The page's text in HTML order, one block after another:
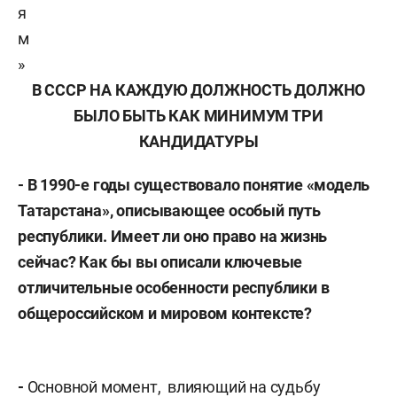
я
м
»
В СССР НА КАЖДУЮ ДОЛЖНОСТЬ ДОЛЖНО
БЫЛО БЫТЬ КАК МИНИМУМ ТРИ
КАНДИДАТУРЫ
- В 1990-е годы существовало понятие «модель
Татарстана», описывающее особый путь
республики. Имеет ли оно право на жизнь
сейчас? Как бы вы описали ключевые
отличительные особенности республики в
общероссийском и мировом контексте?
- Основной момент, влияющий на судьбу